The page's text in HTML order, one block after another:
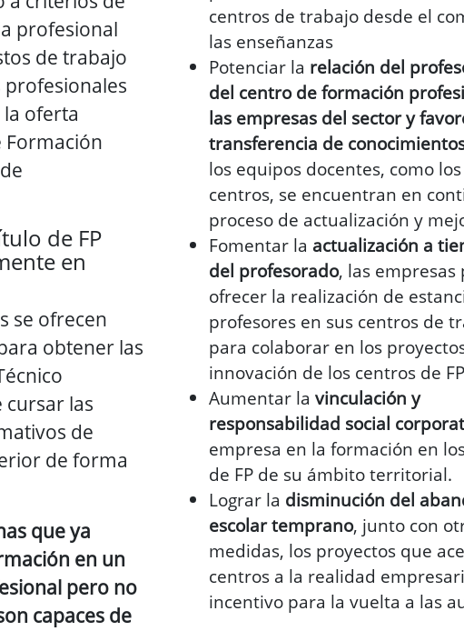
profesional
de trabajo
profesionales
oferta
Formación
de FP
en
se ofrecen
obtener las
cursar las
de
de forma
que ya
en un
pero no
capaces de
centros de trabajo desde el
las enseñanzas
Potenciar la relación del
del centro de formación
las empresas del sector y
transferencia de
los equipos docentes, como
centros, se encuentran en
proceso de actualización y
Fomentar la actualización a
del profesorado, las empresas
ofrecer la realización de
profesores en sus centros de
para colaborar en los
innovación de los centros de
Aumentar la vinculación y
responsabilidad social
empresa en la formación en
de FP de su ámbito territorial.
Lograr la disminución del
escolar temprano, junto con
medidas, los proyectos que
centros a la realidad
incentivo para la vuelta a las